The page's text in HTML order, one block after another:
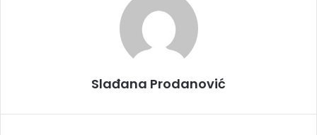
Slađana Prodanović